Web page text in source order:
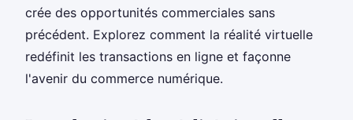
crée des opportunités commerciales sans
précédent. Explorez comment la réalité virtuelle
redéfinit les transactions en ligne et façonne
l'avenir du commerce numérique.